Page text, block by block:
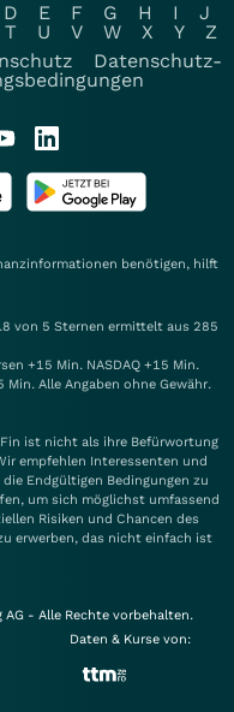
D E F G H I
J
T U V W X Y
Z
Datenschutz-
benötigen, hilft
von 5 Sternen ermittelt aus 285
+15 Min. NASDAQ +15 Min.
Min. Alle Angaben ohne Gewähr.
ist nicht als ihre Befürwortung
empfehlen Interessenten und
Endgültigen Bedingungen zu
um sich möglichst umfassend
Risiken und Chancen des
erwerben, das nicht einfach ist
- Alle Rechte vorbehalten.
Daten & Kurse von: